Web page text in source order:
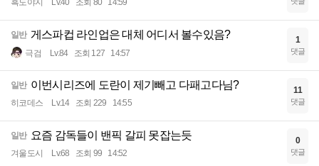
흑도야지 Lv.40 조회 80 14:59
일반 게스파컵 라인업은 대체 어디서 볼수있음?
극검 Lv.84 조회 127 14:57
1
댓글
일반 이번시리즈에 도란이 제기빼고 다패고다님?
히코데스 Lv.14 조회 229 14:55
11
댓글
일반 요즘 감독들이 밴픽 갈피 못잡는듯
겨울도시 Lv.68 조회 99 14:52
0
댓글